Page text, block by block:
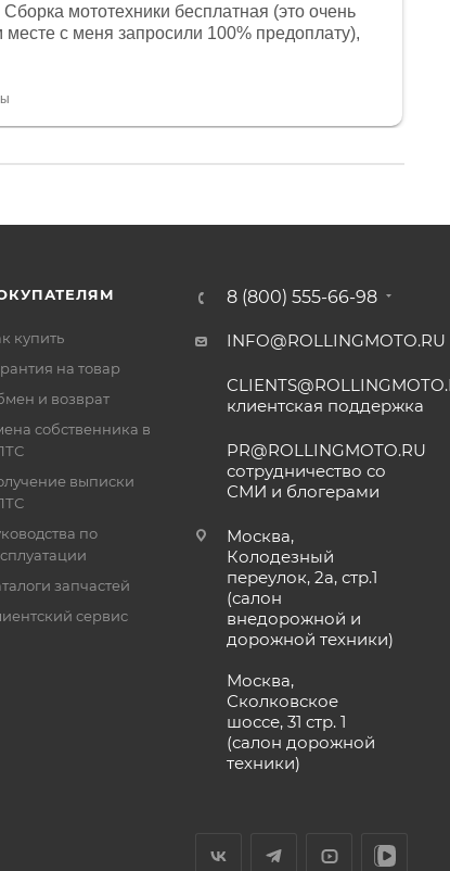
мототехники бесплатная (это очень
месте с меня запросили 100% предоплату),
всегда на связи, очень детально всё
купить
на товар
и возврат
собственника в
выписки
по
запчастей
сервис
8 (800) 555-66-98
INFO@ROLLINGMOTO.RU
клиентская поддержка
PR@ROLLINGMOTO.RU
сотрудничество со
СМИ и блогерами
Москва,
Колодезный
переулок, 2а, стр.1
(салон
внедорожной и
дорожной техники)
Москва,
Сколковское
шоссе, 31 стр. 1
(салон дорожной
техники)